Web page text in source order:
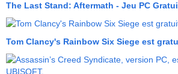
The Last Stand: Aftermath - Jeu PC
Tom Clancy's Rainbow Six Siege est